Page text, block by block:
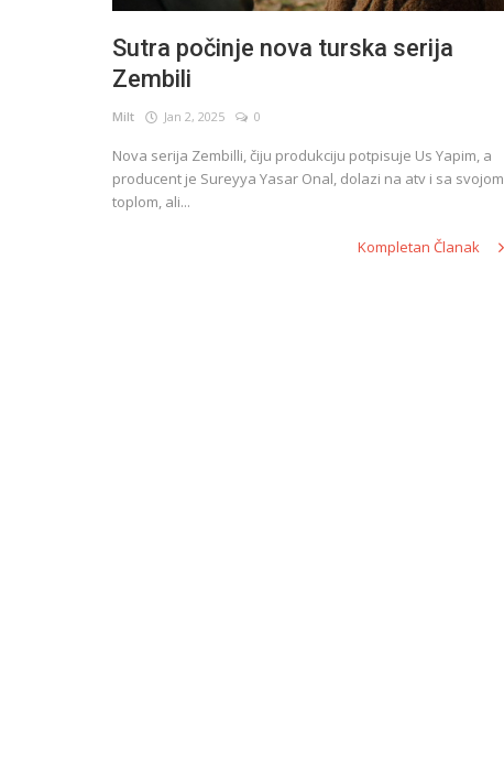
Sutra počinje nova turska serija
Zembili
Milt Jan 2, 2025 0
Nova serija Zembilli, čiju produkciju potpisuje Us Yapim, a
producent je Sureyya Yasar Onal, dolazi na atv i sa svojom
toplom, ali...
Kompletan Članak